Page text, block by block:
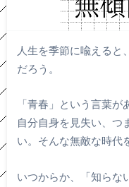
人生を季節に喩えると
だろう。
「青春」という言葉
自分自身を見失い、つ
い。そんな無敵な時代
いつからか、「知らな